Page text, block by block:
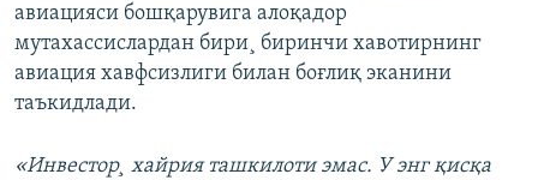
авиацияси бошқарувига алоқадор
мутахассислардан бири¸ биринчи хавотирнинг
авиация хавфсизлиги билан боғлиқ эканини
таъкидлади.
«Инвестор¸ хайрия ташкилоти эмас. У энг қисқа